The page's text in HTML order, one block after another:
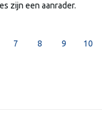
zijn een aanrader.
7 8 9 10